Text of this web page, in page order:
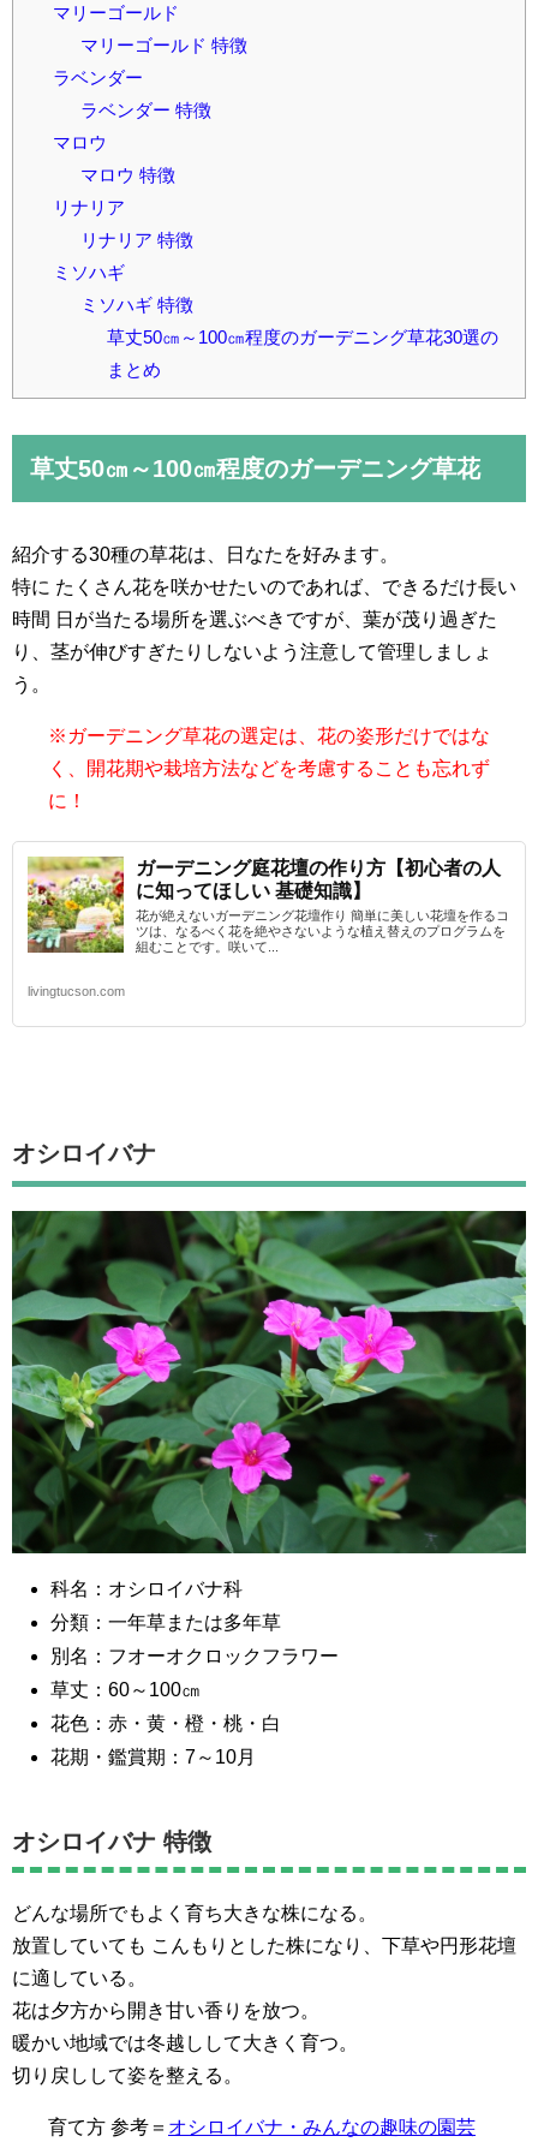
マリーゴールド
マリーゴールド 特徴
ラベンダー
ラベンダー 特徴
マロウ
マロウ 特徴
リナリア
リナリア 特徴
ミソハギ
ミソハギ 特徴
草丈50㎝～100㎝程度のガーデニング草花30選の
まとめ
草丈50㎝～100㎝程度のガーデニング草花
紹介する30種の草花は、日なたを好みます。
特に たくさん花を咲かせたいのであれば、できるだけ長い
時間 日が当たる場所を選ぶべきですが、葉が茂り過ぎた
り、茎が伸びすぎたりしないよう注意して管理しましょ
う。
※ガーデニング草花の選定は、花の姿形だけではな
く、開花期や栽培方法などを考慮することも忘れず
に！
ガーデニング庭花壇の作り方【初心者の人
に知ってほしい 基礎知識】
花が絶えないガーデニング花壇作り 簡単に美しい花壇を作るコ
ツは、なるべく花を絶やさないような植え替えのプログラムを
組むことです。咲いて...
livingtucson.com
オシロイバナ
科名：オシロイバナ科
分類：一年草または多年草
別名：フオーオクロックフラワー
草丈：60～100㎝
花色：赤・黄・橙・桃・白
花期・鑑賞期：7～10月
オシロイバナ 特徴
どんな場所でもよく育ち大きな株になる。
放置していても こんもりとした株になり、下草や円形花壇
に適している。
花は夕方から開き甘い香りを放つ。
暖かい地域では冬越しして大きく育つ。
切り戻しして姿を整える。
育て方 参考＝ オシロイバナ・みんなの趣味の園芸